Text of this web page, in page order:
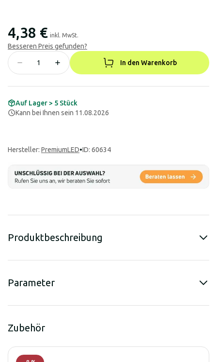
4,38 € inkl. MwSt.
Besseren Preis gefunden?
In den Warenkorb
Auf Lager > 5 Stück
Kann bei Ihnen sein 11.08.2026
Hersteller: PremiumLED•ID: 60634
Produktbeschreibung
Parameter
Zubehör